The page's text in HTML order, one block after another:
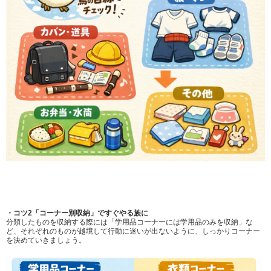
・コツ2「コーナー別収納」ですぐやる族に
分類したものを収納する際には「学用品コーナーには学用品のみを収納」な
ど、それぞれのものが越境して行動に迷いが出ないように、しっかりコーナー
を決めていきましょう。